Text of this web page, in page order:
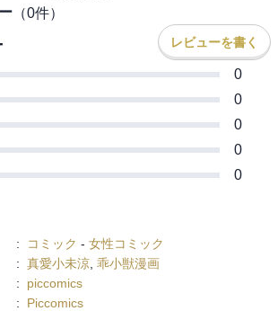
（0件）
レビューを書く
0
0
0
0
0
: コミック - 女性コミック
: 真愛小未涼 乖小獣漫画
:
piccomics
:
Piccomics